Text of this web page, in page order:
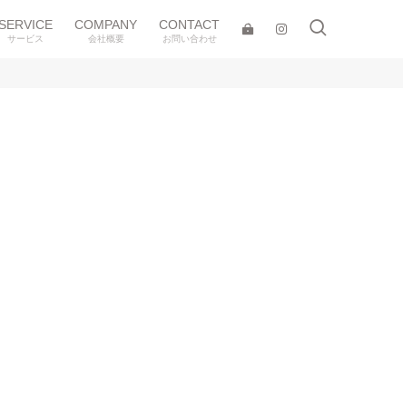
SERVICE
サービス
COMPANY
会社概要
CONTACT
お問い合わせ